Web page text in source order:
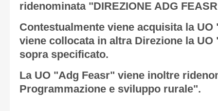
ridenominata "DIREZIONE ADG
Contestualmente viene acquisita la
viene collocata in altra Direzione la
sopra specificato.
La UO "Adg Feasr" viene inoltre
Programmazione e sviluppo rurale".